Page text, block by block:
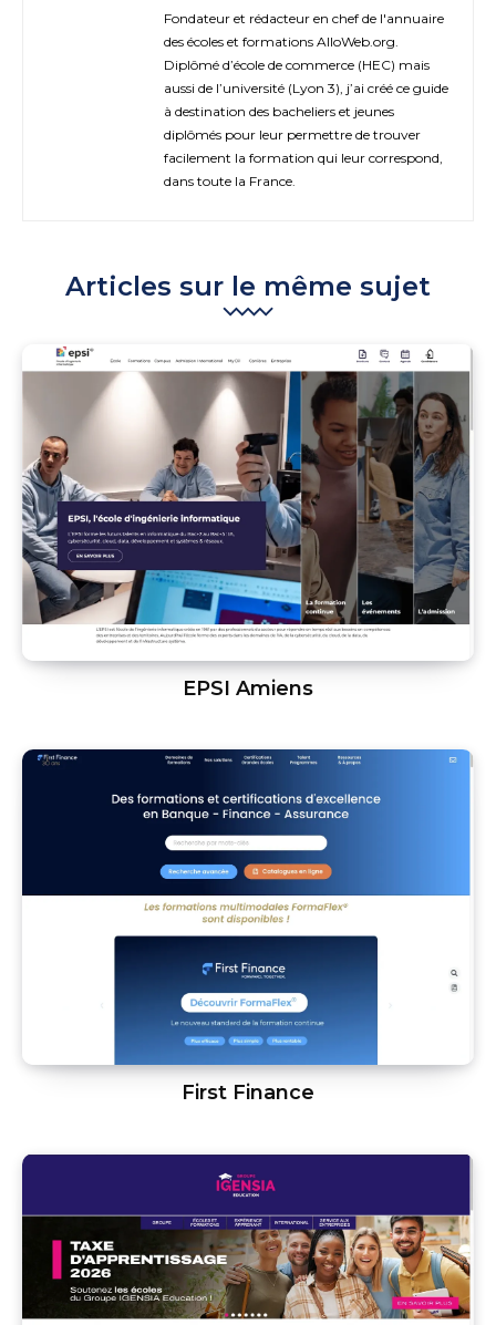
Fondateur et rédacteur en chef de l'annuaire
des écoles et formations AlloWeb.org.
Diplômé d’école de commerce (HEC) mais
aussi de l’université (Lyon 3), j’ai créé ce guide
à destination des bacheliers et jeunes
diplômés pour leur permettre de trouver
facilement la formation qui leur correspond,
dans toute la France.
Articles sur le même sujet
EPSI Amiens
First Finance